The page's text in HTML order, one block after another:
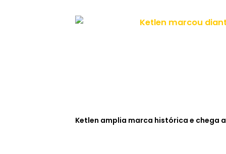
Ketlen amplia marca histórica e chega